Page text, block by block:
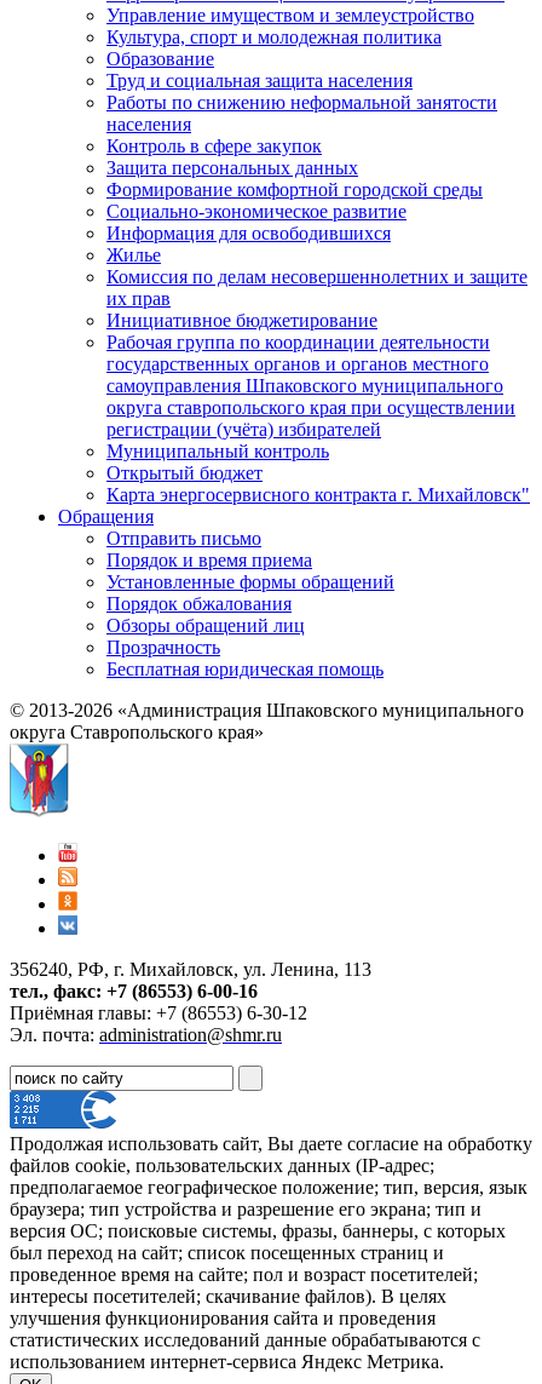
Управление имуществом и землеустройство
Культура, спорт и молодежная политика
Образование
Труд и социальная защита населения
Работы по снижению неформальной занятости
населения
Контроль в сфере закупок
Защита персональных данных
Формирование комфортной городской среды
Социально-экономическое развитие
Информация для освободившихся
Жилье
Комиссия по делам несовершеннолетних и защите
их прав
Инициативное бюджетирование
Рабочая группа по координации деятельности
государственных органов и органов местного
самоуправления Шпаковского муниципального
округа ставропольского края при осуществлении
регистрации (учёта) избирателей
Муниципальный контроль
Открытый бюджет
Карта энергосервисного контракта г. Михайловск"
Обращения
Отправить письмо
Порядок и время приема
Установленные формы обращений
Порядок обжалования
Обзоры обращений лиц
Прозрачность
Бесплатная юридическая помощь
© 2013-2026 «Администрация Шпаковского муниципального
округа Ставропольского края»
356240, РФ, г. Михайловск, ул. Ленина, 113
тел., факс: +7 (86553) 6-00-16
Приёмная главы: +7 (86553) 6-30-12
Эл. почта: administration@shmr.ru
Продолжая использовать сайт, Вы даете согласие на обработку
файлов cookie, пользовательских данных (IP-адрес;
предполагаемое географическое положение; тип, версия, язык
браузера; тип устройства и разрешение его экрана; тип и
версия ОС; поисковые системы, фразы, баннеры, с которых
был переход на сайт; список посещенных страниц и
проведенное время на сайте; пол и возраст посетителей;
интересы посетителей; скачивание файлов). В целях
улучшения функционирования сайта и проведения
статистических исследований данные обрабатываются с
использованием интернет-сервиса Яндекс Метрика.